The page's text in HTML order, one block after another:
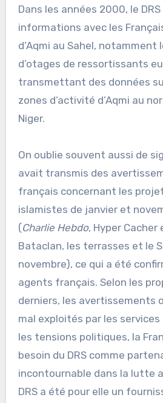
Dans les années 2000, le
informations avec les
d’Aqmi au Sahel, notamment
d’otages de ressortissants
transmettant des données
zones d’activité d’Aqmi au
Niger.
On oublie souvent aussi de
avait transmis des
français concernant les
islamistes de janvier et
(Charlie Hebdo, Hyper Cacher
Bataclan, les terrasses et le
novembre), ce qui a été
agents français. Selon les
derniers, les avertissements
mal exploités par les
les tensions politiques, la
besoin du DRS comme
incontournable dans la lutte
DRS a été pour elle un